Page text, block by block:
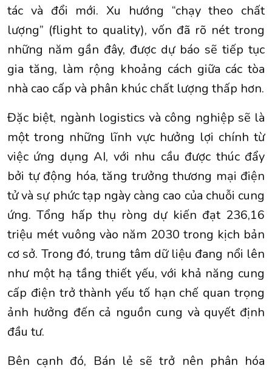
tác và đổi mới. Xu hướng “chạy theo chất
lượng” (flight to quality), vốn đã rõ nét trong
những năm gần đây, được dự báo sẽ tiếp tục
gia tăng, làm rộng khoảng cách giữa các tòa
nhà cao cấp và phân khúc chất lượng thấp hơn.
Đặc biệt, ngành logistics và công nghiệp sẽ là
một trong những lĩnh vực hưởng lợi chính từ
việc ứng dụng AI, với nhu cầu được thúc đẩy
bởi tự động hóa, tăng trưởng thương mại điện
tử và sự phức tạp ngày càng cao của chuỗi cung
ứng. Tổng hấp thụ ròng dự kiến đạt 236,16
triệu mét vuông vào năm 2030 trong kịch bản
cơ sở. Trong đó, trung tâm dữ liệu đang nổi lên
như một hạ tầng thiết yếu, với khả năng cung
cấp điện trở thành yếu tố hạn chế quan trọng
ảnh hưởng đến cả nguồn cung và quyết định
đầu tư.
Bên cạnh đó, Bán lẻ sẽ trở nên phân hóa